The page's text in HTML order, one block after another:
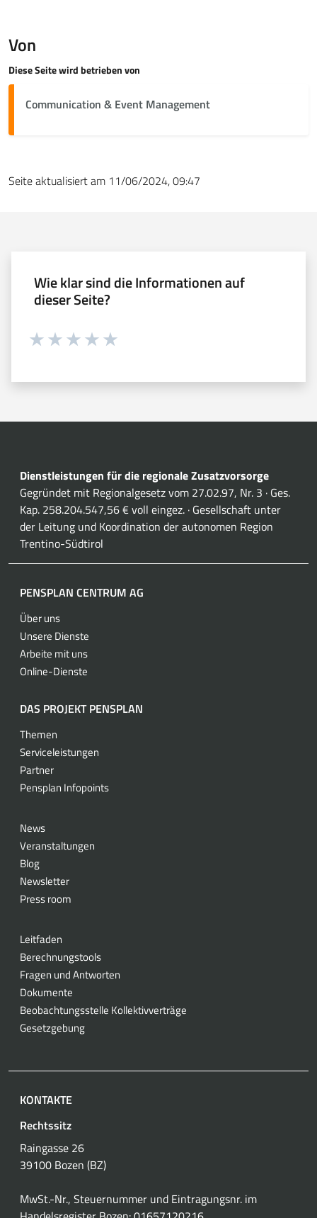
Von
Diese Seite wird betrieben von
Communication & Event Management
Seite aktualisiert am 11/06/2024, 09:47
Wie klar sind die Informationen auf
dieser Seite?
Dienstleistungen für die regionale Zusatzvorsorge
Gegründet mit Regionalgesetz vom 27.02.97, Nr. 3 · Ges.
Kap. 258.204.547,56 € voll eingez. · Gesellschaft unter
der Leitung und Koordination der autonomen Region
Trentino-Südtirol
PENSPLAN CENTRUM AG
Über uns
Unsere Dienste
Arbeite mit uns
Online-Dienste
DAS PROJEKT PENSPLAN
Themen
Serviceleistungen
Partner
Pensplan Infopoints
News
Veranstaltungen
Blog
Newsletter
Press room
Leitfaden
Berechnungstools
Fragen und Antworten
Dokumente
Beobachtungsstelle Kollektivverträge
Gesetzgebung
KONTAKTE
Rechtssitz
Raingasse 26
39100 Bozen (BZ)
MwSt.-Nr., Steuernummer und Eintragungsnr. im